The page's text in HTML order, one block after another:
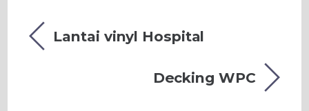
Lantai vinyl Hospital
Decking WPC